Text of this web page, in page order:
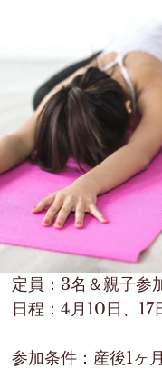
定員：3名＆親子参
日程：4月10日、
参加条件：産後1ヶ